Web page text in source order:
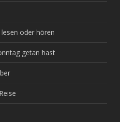
oder hören
getan hast